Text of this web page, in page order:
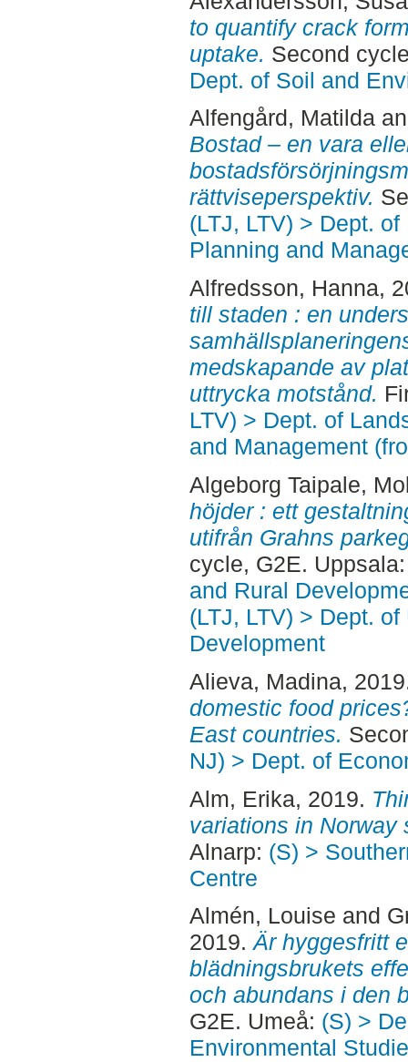
to quantify crack
uptake. Second
Dept. of Soil and
Alfengård, Matilda
Bostad – en vara
rättviseperspektiv.
(LTJ, LTV) > Dept.
Planning and
Alfredsson, Hanna,
till staden : en
medskapande av
uttrycka motstånd.
LTV) > Dept. of
and Management
Algeborg Taipale,
höjder : ett
utifrån Grahns
cycle, G2E.
and Rural
(LTJ, LTV) > Dept.
Development
Alieva, Madina,
domestic food
East countries.
NJ) > Dept. of
Alm, Erika, 2019.
variations in Norway
Alnarp: (S) >
Centre
Almén, Louise and
2019.Är hyggesfritt
blädningsbrukets
och abundans i den
G2E. Umeå: (S) >
Environmental